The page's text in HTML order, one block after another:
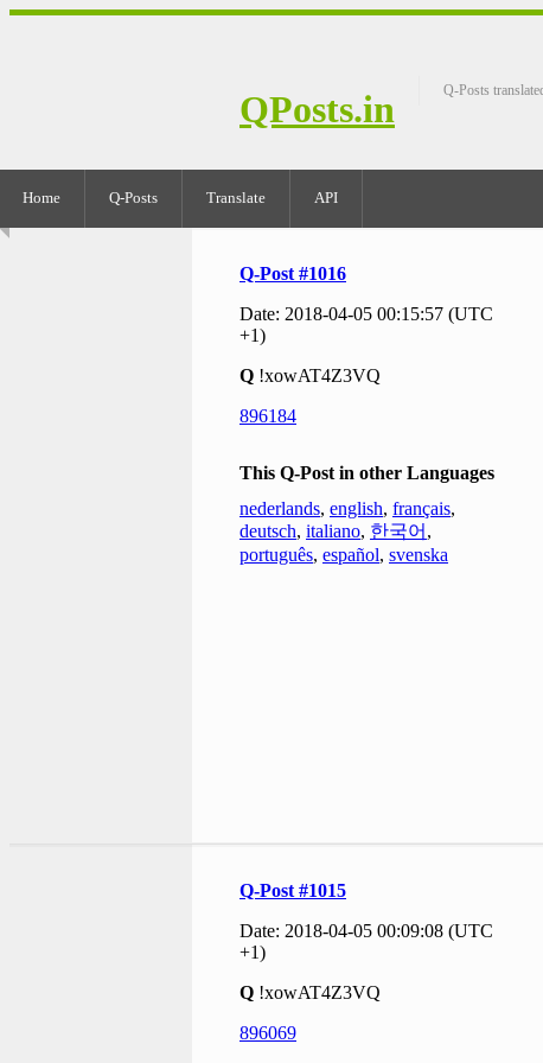
QPosts.in Q-Posts
Home Q-Posts Translate API
Q-Post #1016
Date: 2018-04-05 00:15:57 (UTC
+1)
Q !xowAT4Z3VQ
896184
This Q-Post in other Languages
nederlands, english, français,
deutsch, italiano, 한국어 ,
português, español, svenska
Q-Post #1015
Date: 2018-04-05 00:09:08 (UTC
+1)
Q !xowAT4Z3VQ
896069